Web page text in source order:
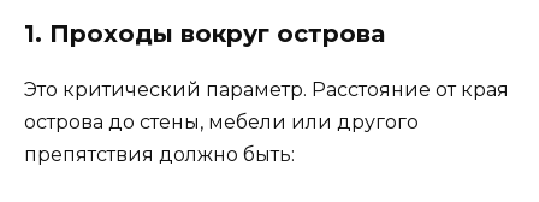
1. Проходы вокруг острова
Это критический параметр. Расстояние от края
острова до стены, мебели или другого
препятствия должно быть: